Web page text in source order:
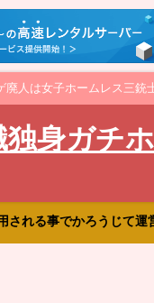
人は女子ホームレス三
身ガチ
れる事でかろうじて